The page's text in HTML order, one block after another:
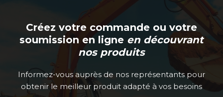
Créez votre commande ou votre
soumission en ligne en découvrant
nos produits
Informez-vous auprès de nos représentants pour
obtenir le meilleur produit adapté à vos besoins